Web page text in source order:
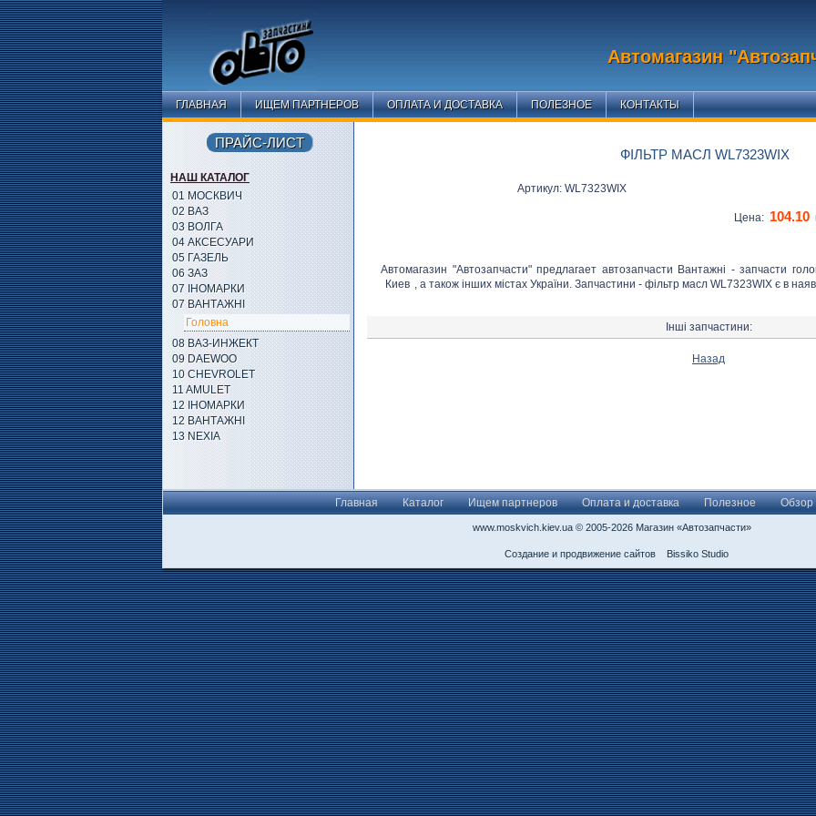
Автомагазин
ГЛАВНАЯ ИЩЕМ ПАРТНЕРОВ ОПЛАТА И ДОСТАВКА ПОЛЕЗНОЕ КОНТАКТЫ
ФІЛЬТР МАСЛ WL7323WIX
Артикул: WL7323WIX
Цена: 104.10
Автомагазин "Автозапчасти" предлагает автозапчасти Вантажні - запчасти
Киев , а також інших містах України. Запчастини - фільтр масл WL7323WIX є в
Інші запчастини:
Назад
ПРАЙС-ЛИСТ
НАШ КАТАЛОГ
01 МОСКВИЧ
02 ВАЗ
03 ВОЛГА
04 АКСЕСУАРИ
05 ГАЗЕЛЬ
06 ЗАЗ
07 ІНОМАРКИ
07 ВАНТАЖНІ
Головна
08 ВАЗ-ИНЖЕКТ
09 DAEWOO
10 CHEVROLET
11 AMULET
12 ІНОМАРКИ
12 ВАНТАЖНІ
13 NEXIA
Главная Каталог Ищем партнеров Оплата и доставка Полезное Обзор
www.moskvich.kiev.ua © 2005-2026 Магазин «Автозапчасти»
Создание и продвижение сайтов Bissiko Studio